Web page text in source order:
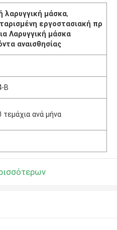
λαρυγγική μάσκα,
εργοστασιακή πρ
Λαρυγγική μάσκα
αναισθησίας
Β
τεμάχια ανά μήνα